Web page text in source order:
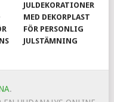
JULDEKORATIONER
MED DEKORPLAST
FÖR PERSONLIG
JULSTÄMNING
.